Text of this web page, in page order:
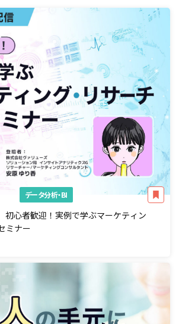
データ分析・BI
初心者歓迎！実例で学ぶマーケティン
ミナー